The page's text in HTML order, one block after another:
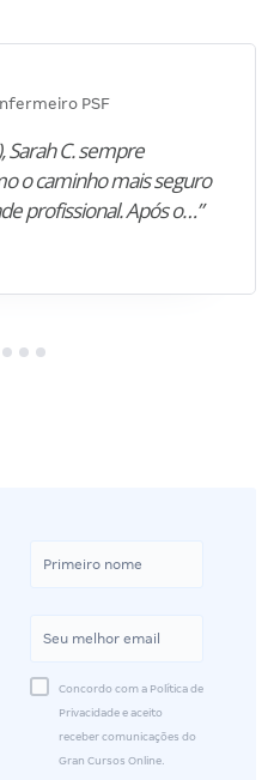
PSF
Sarah C. sempre
o caminho mais seguro
profissional. Após o…”
Concordo com a Política de
Privacidade e aceito
receber comunicações do
Gran Cursos Online.